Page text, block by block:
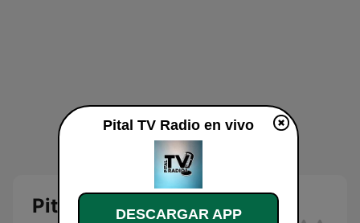
Pital TV Radio en vivo
Pital TV Radio en vivo
DESCARGAR APP